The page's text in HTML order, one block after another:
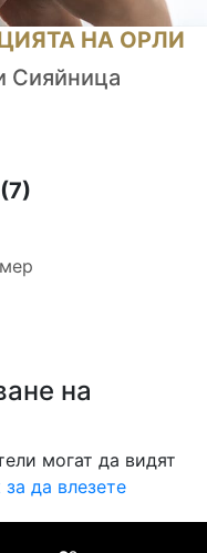
НА ОРЛИ
Сияйница
(7)
на
могат да видят
да влезете